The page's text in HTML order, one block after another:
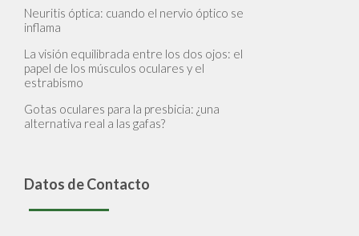
Neuritis óptica: cuando el nervio óptico se
inflama
La visión equilibrada entre los dos ojos: el
papel de los músculos oculares y el
estrabismo
Gotas oculares para la presbicia: ¿una
alternativa real a las gafas?
Datos de Contacto